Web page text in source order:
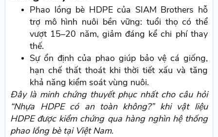
Phao lồng bè HDPE của SIAM Brothers hỗ
trợ mô hình nuôi bền vững: tuổi thọ có thể
vượt 15–20 năm, giảm đáng kể chi phí thay
thế.
Sự ổn định của phao giúp bảo vệ cá giống,
hạn chế thất thoát khi thời tiết xấu và tăng
khả năng kiểm soát vùng nuôi.
Đây là minh chứng thuyết phục nhất cho câu hỏi
“Nhựa HDPE có an toàn không?” khi vật liệu
HDPE được kiểm chứng qua hàng nghìn hệ thống
phao lồng bè tại Việt Nam.